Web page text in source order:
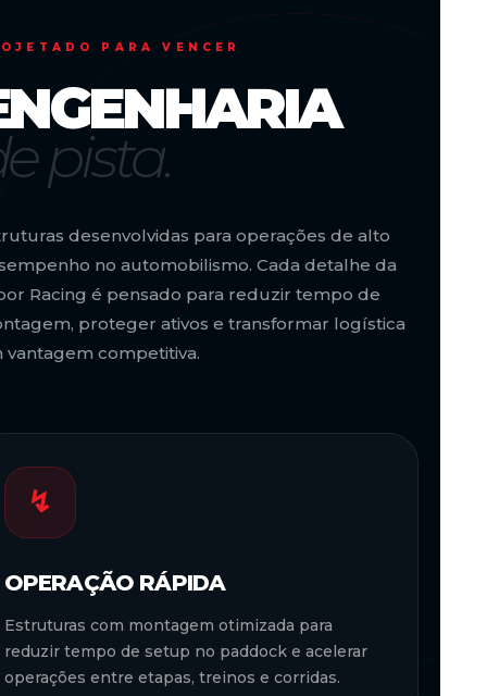
PARA VENCER
pista.
desenvolvidas para operações de alto
no automobilismo. Cada detalhe da
Racing é pensado para reduzir tempo de
proteger ativos e transformar logística
vantagem competitiva.
↯
OPERAÇÃO RÁPIDA
Estruturas com montagem otimizada para
reduzir tempo de setup no paddock e acelerar
operações entre etapas, treinos e corridas.